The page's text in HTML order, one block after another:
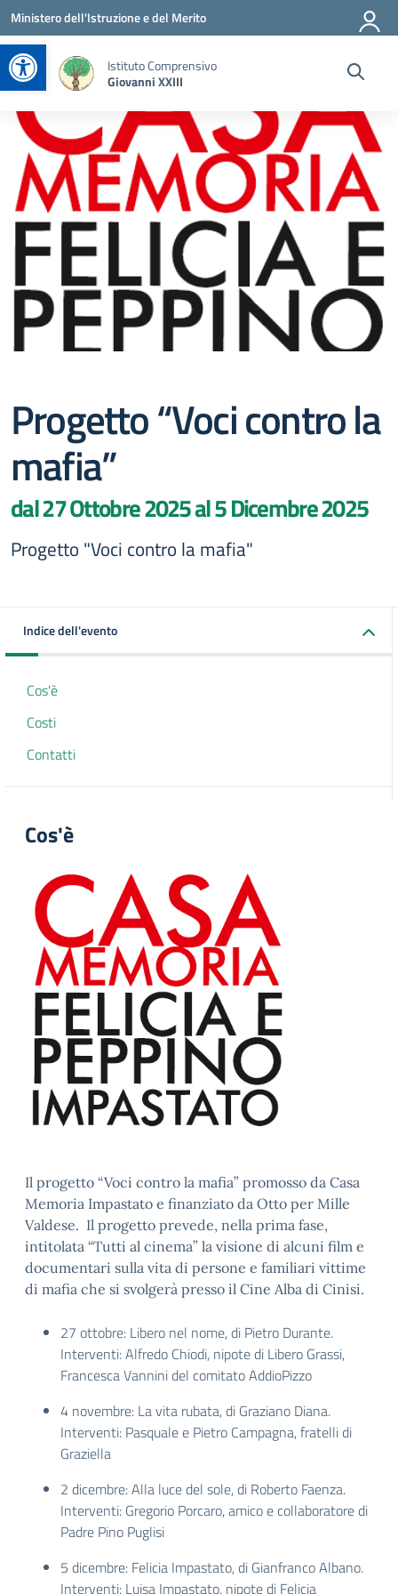
Apri la barra degli strumenti
Vai ai contenuti
Vai al menu di navigazione
Vai al footer
Ministero dell'Istruzione e del Merito
Istituto Comprensivo
Giovanni XXIII
Progetto “Voci contro la
mafia”
dal 27 Ottobre 2025 al 5 Dicembre 2025
Progetto "Voci contro la mafia"
Indice dell'evento
Cos'è
Costi
Contatti
Cos'è
Il progetto “Voci contro la mafia” promosso da Casa
Memoria Impastato e finanziato da Otto per Mille
Valdese. Il progetto prevede, nella prima fase,
intitolata “Tutti al cinema” la visione di alcuni film e
documentari sulla vita di persone e familiari vittime
di mafia che si svolgerà presso il Cine Alba di Cinisi.
27 ottobre: Libero nel nome, di Pietro Durante.
Interventi: Alfredo Chiodi, nipote di Libero Grassi,
Francesca Vannini del comitato AddioPizzo
4 novembre: La vita rubata, di Graziano Diana.
Interventi: Pasquale e Pietro Campagna, fratelli di
Graziella
2 dicembre: Alla luce del sole, di Roberto Faenza.
Interventi: Gregorio Porcaro, amico e collaboratore di
Padre Pino Puglisi
5 dicembre: Felicia Impastato, di Gianfranco Albano.
Interventi: Luisa Impastato, nipote di Felicia